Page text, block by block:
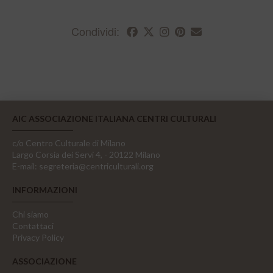
Condividi:
AIC ASSOCIAZIONE ITALIANA CENTRI CULTURALI
c/o Centro Culturale di Milano
Largo Corsia dei Servi 4, - 20122 Milano
E-mail: segreteria@centriculturali.org
INFORMAZIONI
Chi siamo
Contattaci
Privacy Policy
ASSOCIAZIONE